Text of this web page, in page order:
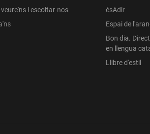
veure'ns i escoltar-nos
ésAdir
Espai de
Bon dia.
en llengua
Llibre d'estil